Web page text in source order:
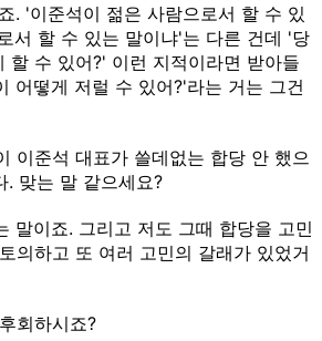
. '이준석이 젊은 사람으로서 할 수 있
서 할 수 있는 말이냐'는 다른 건데 '당
할 수 있어?' 이런 지적이라면 받아들
어떻게 저럴 수 있어?'라는 거는 그건
이준석 대표가 쓸데없는 합당 안 했으
. 맞는 말 같으세요?
말이죠. 그리고 저도 그때 합당을 고민
의하고 또 여러 고민의 갈래가 있었거
회하시죠?